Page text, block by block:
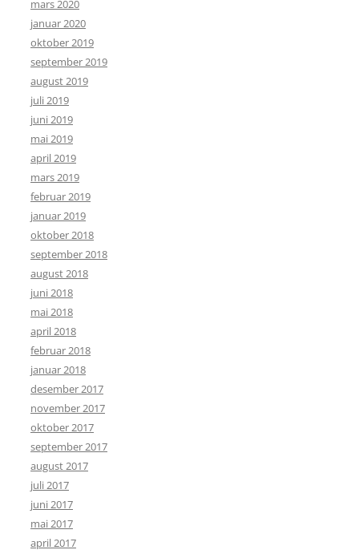
mars 2020
januar 2020
oktober 2019
september 2019
august 2019
juli 2019
juni 2019
mai 2019
april 2019
mars 2019
februar 2019
januar 2019
oktober 2018
september 2018
august 2018
juni 2018
mai 2018
april 2018
februar 2018
januar 2018
desember 2017
november 2017
oktober 2017
september 2017
august 2017
juli 2017
juni 2017
mai 2017
april 2017